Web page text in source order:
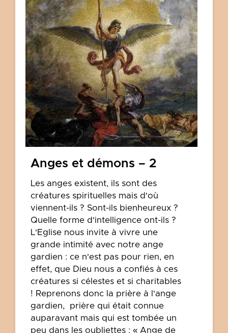
Anges et démons – 2
Les anges existent, ils sont des
créatures spirituelles mais d'où
viennent-ils ? Sont-ils bienheureux ?
Quelle forme d'intelligence ont-ils ?
L'Eglise nous invite à vivre une
grande intimité avec notre ange
gardien : ce n'est pas pour rien, en
effet, que Dieu nous a confiés à ces
créatures si célestes et si charitables
! Reprenons donc la prière à l'ange
gardien, prière qui était connue
auparavant mais qui est tombée un
peu dans les oubliettes : « Ange de